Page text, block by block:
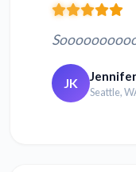
JK
Seattle,